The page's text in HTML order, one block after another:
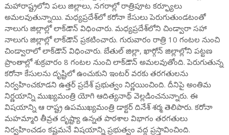
మహారాష్ట్రలోని పలు జిల్లాలు, నగరాల్లో రాత్రిపూట కర్ఫ్యూలు
అమలవుతున్నాయి. మధ్యప్రదేశ్‌లో కరోనా కేసులు పెరుగుతుండటంతో
నాలుగు జిల్లాల్లో లాక్‌డౌన్ విధించారు. మధ్యప్రదేశ్‌లోని చిండ్వారా సహా
నాలుగు జిల్లాల్లో లాక్‌డౌన్ ప్రకటించారు. గురువారం రాత్రి 10 గంటల నుంచి
చిండ్వారాలో లాక్‌డౌన్ విధించారు. బేతుల్ జిల్లా, ఖార్గోన్ జిల్లాల్లోని పట్టణ
ప్రాంతాల్లో శుక్రవారం 8 గంటల నుంచి లాక్‌డౌన్ అమలవుతోంది. పెరుగుతున్న
కరోనా కేసులను దృష్టిలో ఉంచుకుని ఇంటర్ వరకు తరగతులను
నిర్వహించకూడని ఉత్తర్ ప్రదేశ్ ప్రభుత్వం నిర్ణయించింది. దీనిపై అంతిమ
నిర్ణయాన్ని ముఖ్యమంత్రి యోగి ఆదిత్యనాథ్ వెల్లడించనున్నారు. ఈ
విషయాన్ని ఆ రాష్ట్ర ఉపముఖ్యమంత్రి డాక్టర్ దినేశ్ శర్మ తెలిపారు. కరోనా
మహమ్మారి తీవ్రత దృష్ట్యా ఉన్నత పాఠశాల విభాగం తరగతులు
నిర్వహించడం కష్టమనే విషయాన్ని ప్రభుత్వం వద్ద ప్రస్తావించింది.